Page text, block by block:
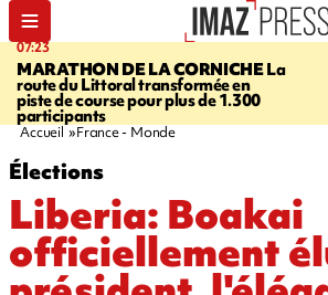
07:23
MARATHON DE LA CORNICHELa
route du Littoral transformée en
piste de course pour plus de 1.300
participants
Accueil France - Monde
Élections
Liberia: Boakai
officiellement